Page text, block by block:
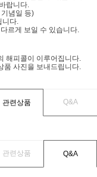
랍니다.
념일 등)
다.
르게 보일 수 있습니다.
해피콜이 이루어집니다.
품 사진을 보내드립니다.
관련상품 Q&A
관련상품 Q&A